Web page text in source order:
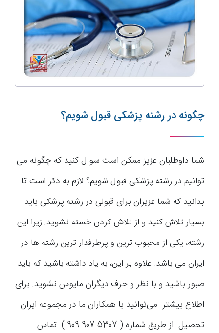
چگونه در رشته پزشکی قبول شویم؟
شما داوطلبان عزیز ممکن است سوال کنید که چگونه می
توانیم در رشته پزشکی قبول شویم؟ لازم به ذکر است تا
بدانید که شما عزیزان برای قبولی در رشته پزشکی باید
بسیار تلاش کنید و از تلاش کردن خسته نشوید. زیرا این
رشته، یکی از محبوب ترین و پرطرفدار ترین رشته ها در
ایران می باشد. علاوه بر این، به یاد داشته باشید که باید
صبور باشید و با نظر و حرف دیگران مایوس نشوید. برای
اطلاع بیشتر می‌توانید با همکاران ما در مجموعه ایران
تحصیل از طریق شماره ( 5307 907 909 ) تماس